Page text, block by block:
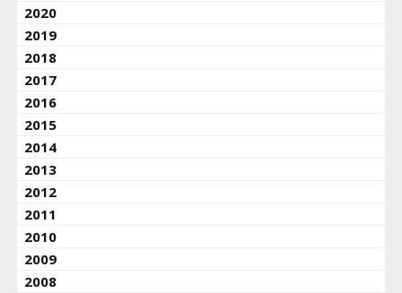
2020
2019
2018
2017
2016
2015
2014
2013
2012
2011
2010
2009
2008